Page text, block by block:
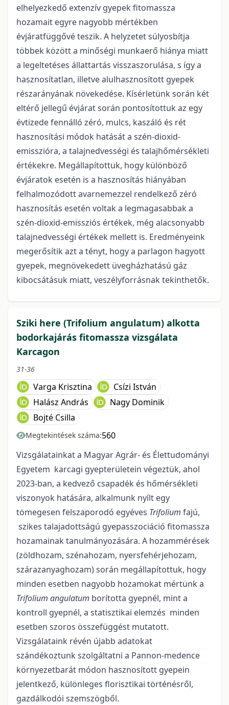
elhelyezkedő extenzív gyepek fitomassza
hozamait egyre nagyobb mértékben
évjáratfüggővé teszik. A helyzetet súlyosbítja
többek között a minőségi munkaerő hiánya miatt
a legeltetéses állattartás visszaszorulása, s így a
hasznosítatlan, illetve alulhasznosított gyepek
részarányának növekedése. Kísérletünk során két
eltérő jellegű évjárat során pontosítottuk az egy
évtizede fennálló zéró, mulcs, kaszáló és rét
hasznosítási módok hatását a szén-dioxid-
emisszióra, a talajnedvességi és talajhőmérsékleti
értékekre. Megállapítottuk, hogy különböző
évjáratok esetén is a hasznosítás hiányában
felhalmozódott avarnemezzel rendelkező zéró
hasznosítás esetén voltak a legmagasabbak a
szén-dioxid-emissziós értékek, még alacsonyabb
talajnedvességi értékek mellett is. Eredményeink
megerősítik azt a tényt, hogy a parlagon hagyott
gyepek, megnövekedett üvegházhatású gáz
kibocsátásuk miatt, veszélyforrásnak tekinthetők.
Sziki here (Trifolium angulatum) alkotta
bodorkajárás fitomassza vizsgálata
Karcagon
31-36
Varga Krisztina
Csízi István
Halász András
Nagy Dominik
Bojté Csilla
Megtekintések száma:560
Vizsgálatainkat a Magyar Agrár- és Élettudományi
Egyetem karcagi gyepterületein végeztük, ahol
2023-ban, a kedvező csapadék és hőmérsékleti
viszonyok hatására, alkalmunk nyílt egy
tömegesen felszaporodó egyéves Trifolium fajú,
szikes talajadottságú gyepasszociáció fitomassza
hozamainak tanulmányozására. A hozammérések
(zöldhozam, szénahozam, nyersfehérjehozam,
szárazanyaghozam) során megállapítottuk, hogy
minden esetben nagyobb hozamokat mértünk a
Trifolium angulatum borította gyepnél, mint a
kontroll gyepnél, a statisztikai elemzés minden
esetben szoros összefüggést mutatott.
Vizsgálataink révén újabb adatokat
szándékoztunk szolgáltatni a Pannon-medence
környezetbarát módon hasznosított gyepein
jelentkező, különleges florisztikai történésről,
gazdálkodói szemszögből.